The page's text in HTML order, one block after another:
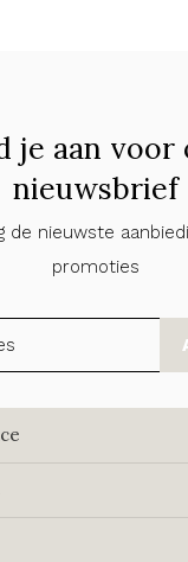
je aan voor
nieuwsbrief
de nieuwste
promoties